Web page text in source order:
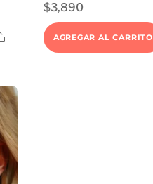
Share
$3,890
AGREGAR AL CARRITO